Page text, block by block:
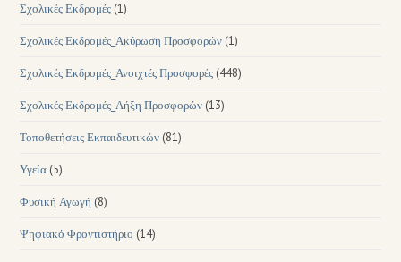
Σχολικές Εκδρομές (1)
Σχολικές Εκδρομές_Ακύρωση Προσφορών (1)
Σχολικές Εκδρομές_Ανοιχτές Προσφορές (448)
Σχολικές Εκδρομές_Λήξη Προσφορών (13)
Τοποθετήσεις Εκπαιδευτικών (81)
Υγεία (5)
Φυσική Αγωγή (8)
Ψηφιακό Φροντιστήριο (14)